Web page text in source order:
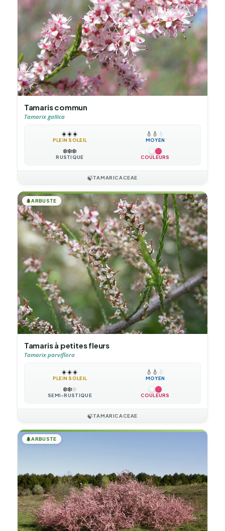
Tamaris commun
Tamarix gallica
☀️☀️☀️
PLEIN SOLEIL
💧 💧 💧
MOYEN
❄️❄️❄️
RUSTIQUE COULEURS
🍃TAMARICACEAE
🌲ARBUSTE
Tamaris à petites fleurs
Tamarix parviflora
☀️☀️☀️
PLEIN SOLEIL
💧 💧 💧
MOYEN
❄️❄️❄️
SEMI-RUSTIQUE COULEURS
🍃TAMARICACEAE
🌲ARBUSTE